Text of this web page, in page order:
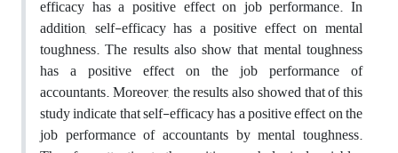
efficacy has a positive effect on job performance. In
addition, self-efficacy has a positive effect on mental
toughness. The results also show that mental toughness
has a positive effect on the job performance of
accountants. Moreover, the results also showed that of this
study indicate that self-efficacy has a positive effect on the
job performance of accountants by mental toughness.